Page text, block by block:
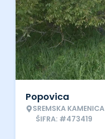
Popovica
SREMSKA KAMENICA
ŠIFRA: #473419